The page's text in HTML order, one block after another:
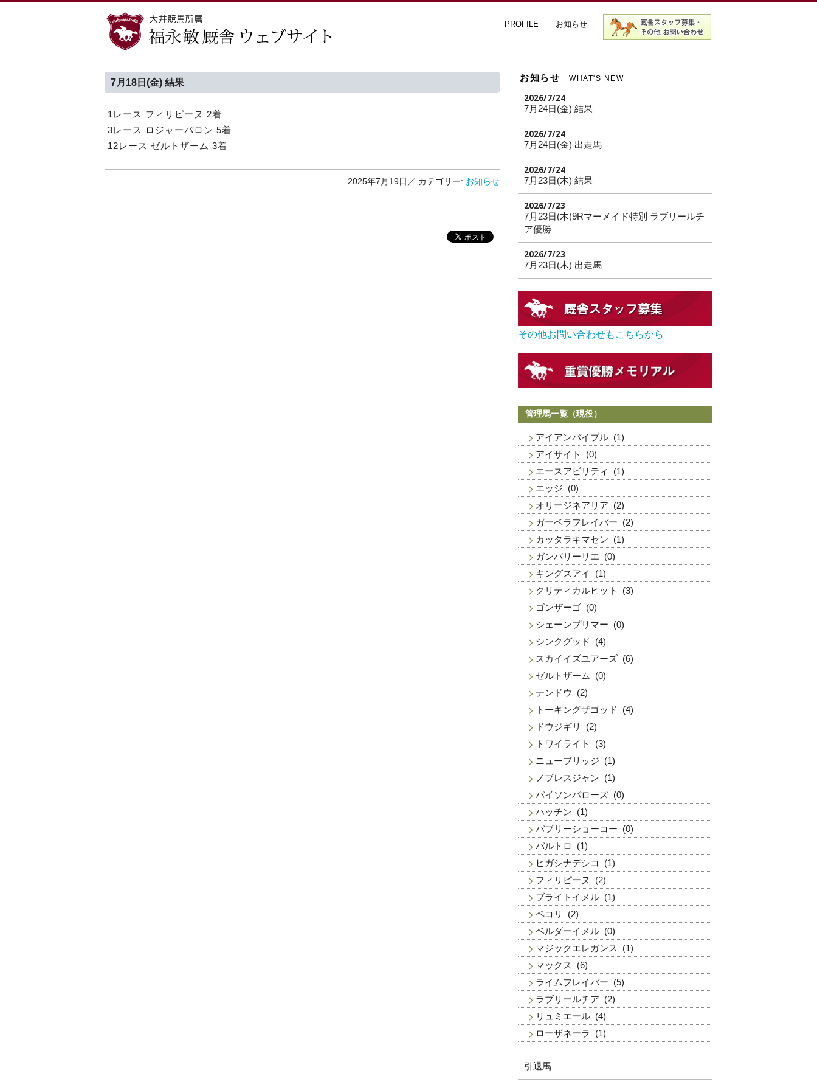
PROFILE お知らせ
7月18日(金) 結果
1レース フィリピーヌ 2着
3レース ロジャーバロン 5着
12レース ゼルトザーム 3着
2025年7月19日／ カテゴリー: お知らせ
お知らせ WHAT'S NEW
2026/7/24
7月24日(金) 結果
2026/7/24
7月24日(金) 出走馬
2026/7/24
7月23日(木) 結果
2026/7/23
7月23日(木)9Rマーメイド特別 ラブリールチ
ア優勝
2026/7/23
7月23日(木) 出走馬
その他お問い合わせもこちらから
管理馬一覧（現役）
アイアンバイブル (1)
アイサイト
(0)
エースアビリティ
(1)
エッジ (0)
オリージネアリア (2)
ガーベラフレイバー (2)
カッタラキマセン (1)
ガンバリーリエ (0)
キングスアイ
(1)
クリティカルヒット
(3)
ゴンザーゴ (0)
シェーンプリマー (0)
シンクグッド
(4)
スカイイズユアーズ (6)
ゼルトザーム
(0)
テンドウ
(2)
トーキングザゴッド
(4)
ドウジギリ
(2)
トワイライト
(3)
ニューブリッジ (1)
ノブレスジャン (1)
バイソンバローズ (0)
ハッチン (1)
バブリーショーコー (0)
バルトロ
(1)
ヒガシナデシコ
(1)
フィリピーヌ
(2)
ブライトイメル (1)
ペコリ
(2)
ベルダーイメル (0)
マジックエレガンス
(1)
マックス
(6)
ライムフレイバー (5)
ラブリールチア (2)
リュミエール (4)
ローザネーラ
(1)
引退馬